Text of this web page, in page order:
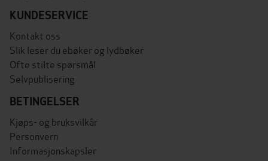
KUNDESERVICE
Kontakt oss
Slik leser du ebøker og lydbøker
Ofte stilte spørsmål
Selvpublisering
BETINGELSER
Kjøps- og bruksvilkår
Personvern
Informasjonskapsler